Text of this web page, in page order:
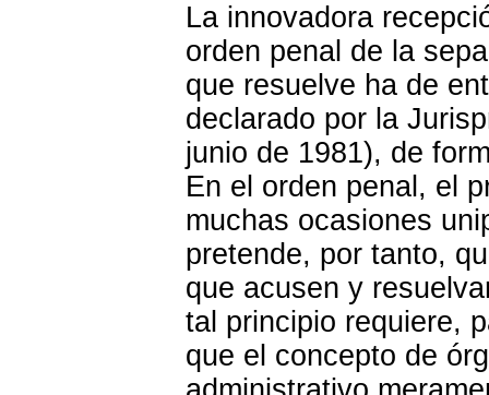
La innovadora
orden penal de la
que resuelve ha de
declarado por la
junio de 1981), de
En el orden penal, el
muchas ocasiones
pretende, por tanto,
que acusen y
tal principio requiere,
que el concepto de